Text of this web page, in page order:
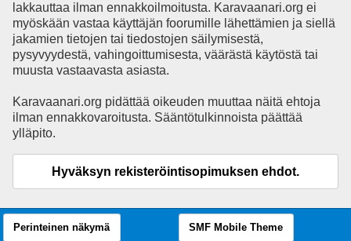
lakkauttaa ilman ennakkoilmoitusta. Karavaanari.org ei
myöskään vastaa käyttäjän foorumille lähettämien ja siellä
jakamien tietojen tai tiedostojen säilymisestä,
pysyvyydestä, vahingoittumisesta, väärästä käytöstä tai
muusta vastaavasta asiasta.
Karavaanari.org pidättää oikeuden muuttaa näitä ehtoja
ilman ennakkovaroitusta. Sääntötulkinnoista päättää
ylläpito.
Hyväksyn rekisteröintisopimuksen ehdot.
Perinteinen näkymä SMF Mobile Theme